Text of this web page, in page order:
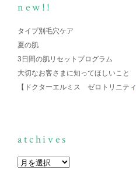
new!!
タイプ別毛穴ケア
夏の肌
3日間の肌リセットプログラム
大切なお客さまに知ってほしいこと
【ドクターエルミス ゼロトリニティ
atchives